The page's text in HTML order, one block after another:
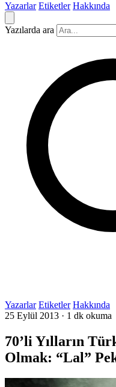
Yazarlar Etiketler Hakkında
Yazılarda ara
Yazarlar Etiketler Hakkında
25 Eylül 2013 · 1 dk okuma
70’li Yılların
Olmak: “Lal”